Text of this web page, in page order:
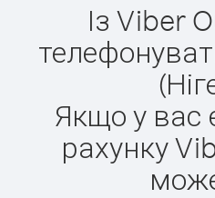
Із Viber
Якщо у вас
рахунку